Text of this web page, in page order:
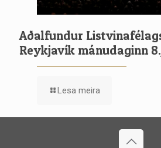
Aðalfundur
Reykjavík mánudaginn
Lesa meira